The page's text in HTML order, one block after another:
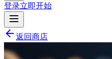
登录立即开始
返回商店